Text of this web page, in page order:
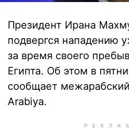
Президент Ирана
подвергся нападению
за время своего
Египта. Об этом в
сообщает
Arabiya.